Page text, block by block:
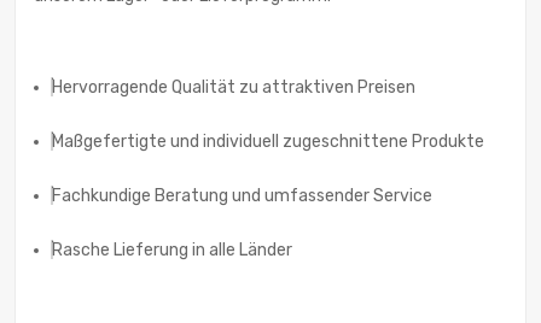
Hervorragende Qualität zu attraktiven Preisen
Maßgefertigte und individuell zugeschnittene Produkte
Fachkundige Beratung und umfassender Service
Rasche Lieferung in alle Länder